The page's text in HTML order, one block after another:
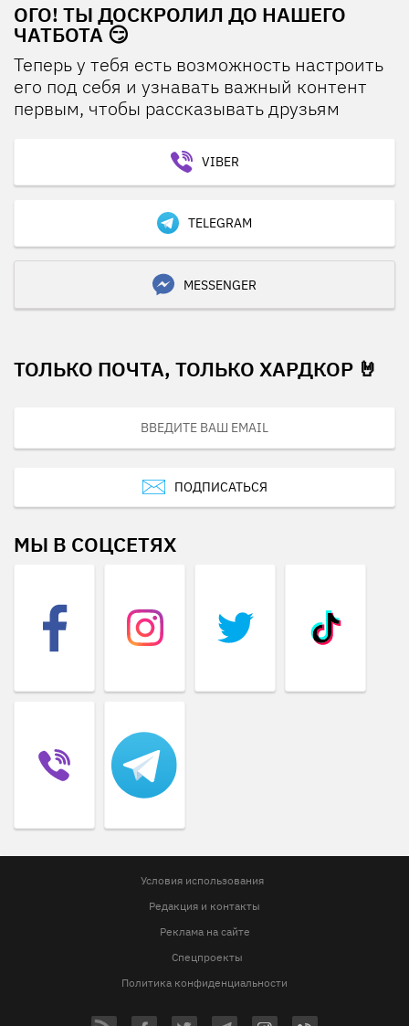
ОГО! ТЫ ДОСКРОЛИЛ ДО НАШЕГО
ЧАТБОТА 😏
Теперь у тебя есть возможность настроить
его под себя и узнавать важный контент
первым, чтобы рассказывать друзьям
VIBER
TELEGRAM
MESSENGER
ТОЛЬКО ПОЧТА, ТОЛЬКО ХАРДКОР 🤘
ПОДПИСАТЬСЯ
МЫ В СОЦСЕТЯХ
Условия использования
Редакция и контакты
Реклама на сайте
Спецпроекты
Политика конфиденциальности